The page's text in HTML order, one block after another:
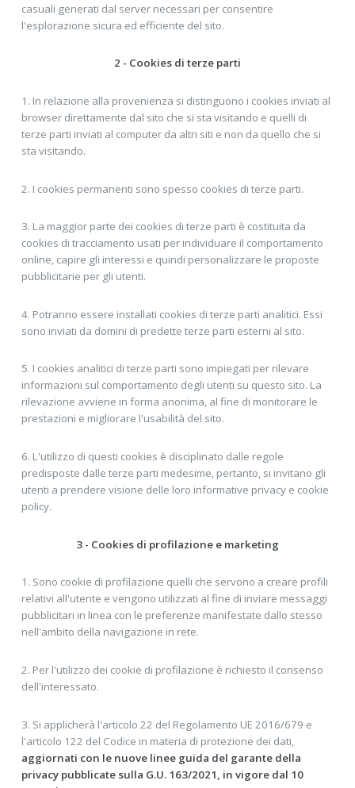
casuali generati dal server necessari per consentire
l'esplorazione sicura ed efficiente del sito.
2 - Cookies di terze parti
1. In relazione alla provenienza si distinguono i cookies inviati al
browser direttamente dal sito che si sta visitando e quelli di
terze parti inviati al computer da altri siti e non da quello che si
sta visitando.
2. I cookies permanenti sono spesso cookies di terze parti.
3. La maggior parte dei cookies di terze parti è costituita da
cookies di tracciamento usati per individuare il comportamento
online, capire gli interessi e quindi personalizzare le proposte
pubblicitarie per gli utenti.
4. Potranno essere installati cookies di terze parti analitici. Essi
sono inviati da domini di predette terze parti esterni al sito.
5. I cookies analitici di terze parti sono impiegati per rilevare
informazioni sul comportamento degli utenti su questo sito. La
rilevazione avviene in forma anonima, al fine di monitorare le
prestazioni e migliorare l'usabilità del sito.
6. L'utilizzo di questi cookies è disciplinato dalle regole
predisposte dalle terze parti medesime, pertanto, si invitano gli
utenti a prendere visione delle loro informative privacy e cookie
policy.
3 - Cookies di profilazione e marketing
1. Sono cookie di profilazione quelli che servono a creare profili
relativi all'utente e vengono utilizzati al fine di inviare messaggi
pubblicitari in linea con le preferenze manifestate dallo stesso
nell'ambito della navigazione in rete.
2. Per l'utilizzo dei cookie di profilazione è richiesto il consenso
dell'interessato.
3. Si applicherà l'articolo 22 del Regolamento UE 2016/679 e
l'articolo 122 del Codice in materia di protezione dei dati,
aggiornati con le nuove linee guida del garante della
privacy pubblicate sulla G.U. 163/2021, in vigore dal 10